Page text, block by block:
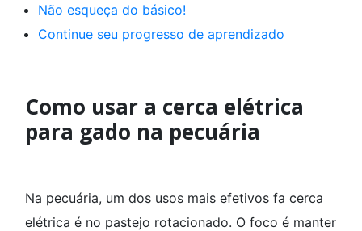
Não esqueça do básico!
Continue seu progresso de aprendizado
Como usar a cerca elétrica
para gado na pecuária
Na pecuária, um dos usos mais efetivos fa cerca
elétrica é no pastejo rotacionado. O foco é manter